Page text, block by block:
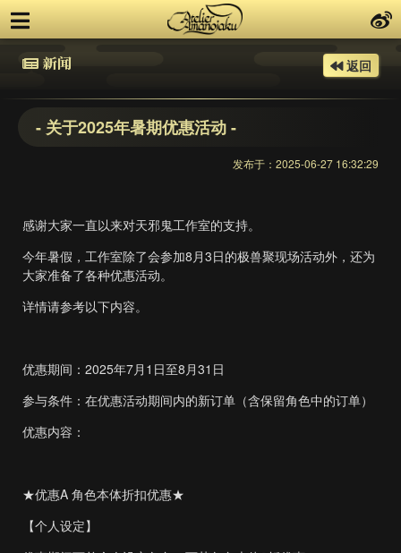
新闻 返回
- 关于2025年暑期优惠活动 -
发布于：2025-06-27 16:32:29
感谢大家一直以来对天邪鬼工作室的支持。
今年暑假，工作室除了会参加8月3日的极兽聚现场活动外，还为
大家准备了各种优惠活动。
详情请参考以下内容。
优惠期间：2025年7月1日至8月31日
参与条件：在优惠活动期间内的新订单（含保留角色中的订单）
优惠内容：
★优惠A 角色本体折扣优惠★
【个人设定】